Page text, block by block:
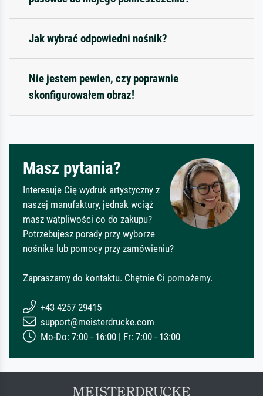
Jak wybrać odpowiedni nośnik?
Nie jestem pewien, czy poprawnie
skonfigurowałem obraz!
Masz pytania?
Interesuje Cię wydruk artystyczny z
naszej manufaktury, jednak wciąż
masz wątpliwości co do zakupu?
Potrzebujesz porady przy wyborze
nośnika lub pomocy przy zamówieniu?
Zapraszamy do kontaktu. Chętnie Ci pomożemy.
+43 4257 29415
support@meisterdrucke.com
Mo-Do: 7:00 - 16:00 | Fr: 7:00 - 13:00